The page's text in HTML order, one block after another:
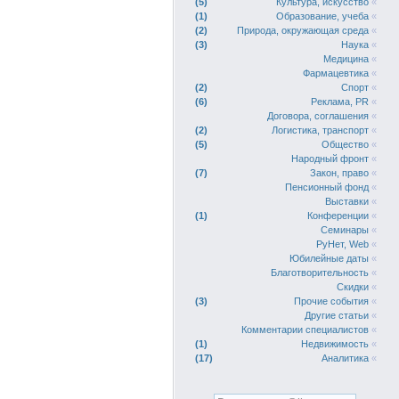
1
Образование, учеба «
2
Природа, окружающая среда «
3
Наука «
Медицина «
Фармацевтика «
2
Спорт «
6
Реклама, PR «
Договора, соглашения «
2
Логистика, транспорт «
5
Общество «
Народный фронт «
7
Закон, право «
Пенсионный фонд «
Выставки «
1
Конференции «
Семинары «
РуНет, Web «
Юбилейные даты «
Благотворительность «
Скидки «
3
Прочие события «
Другие статьи «
Комментарии специалистов «
1
Недвижимость «
17
Аналитика «